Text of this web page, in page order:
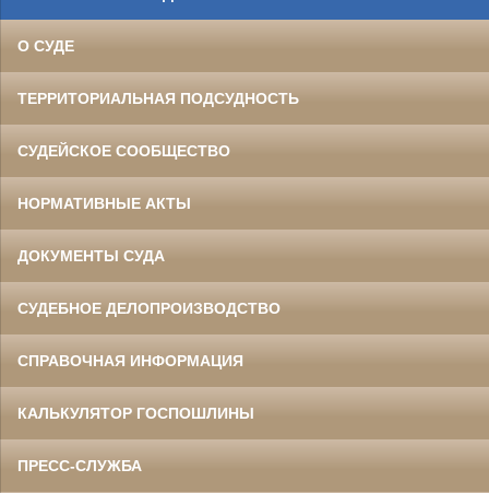
О СУДЕ
ТЕРРИТОРИАЛЬНАЯ ПОДСУДНОСТЬ
СУДЕЙСКОЕ СООБЩЕСТВО
НОРМАТИВНЫЕ АКТЫ
ДОКУМЕНТЫ СУДА
СУДЕБНОЕ ДЕЛОПРОИЗВОДСТВО
СПРАВОЧНАЯ ИНФОРМАЦИЯ
КАЛЬКУЛЯТОР ГОСПОШЛИНЫ
ПРЕСС-СЛУЖБА